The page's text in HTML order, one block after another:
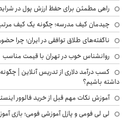
راهی مطمئن برای حفظ ارزش پول در
چیدمان کیف مدرسه؛ چگونه یک کیف
ناگفته‌های طلاق توافقی در ایران؛
روانشناس خوب در تهران با قیمت مناسب
کسب درآمد دلاری از تدریس آنلاین |
داشته باشیم؟
آموزش نکات مهم قبل از خرید فالوور
لی لی فومی و پازل آموزشی فومی؛ بازی